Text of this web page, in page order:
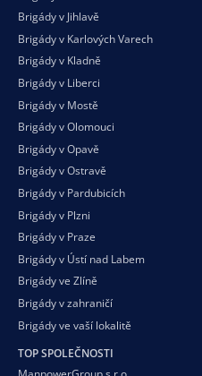
Brigády v Jihlavě
Brigády v Karlových Varech
Brigády v Kladně
Brigády v Liberci
Brigády v Mostě
Brigády v Olomouci
Brigády v Opavě
Brigády v Ostravě
Brigády v Pardubicích
Brigády v Plzni
Brigády v Praze
Brigády v Ústí nad Labem
Brigády ve Zlíně
Brigády v zahraničí
Brigády ve vaší lokalitě
TOP SPOLEČNOSTI